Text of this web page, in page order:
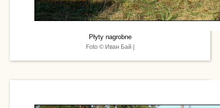
Płyty nagrobne
Foto © Иван Бай |